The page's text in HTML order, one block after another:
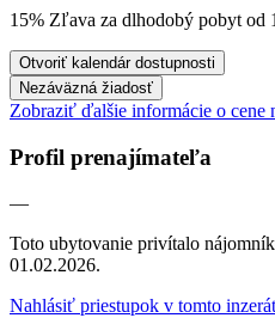
15% Zľava za dlhodobý pobyt od
Otvoriť kalendár dostupnosti
Nezáväzná žiadosť
Zobraziť ďalšie informácie o cene
Profil prenajímateľa
—
Toto ubytovanie privítalo
01.02.2026.
Nahlásiť priestupok v tomto